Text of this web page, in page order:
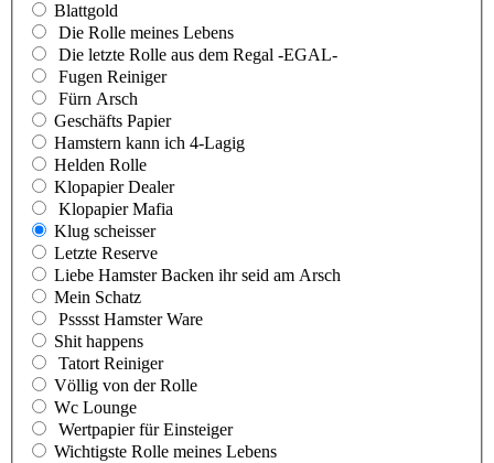
Blattgold
Die Rolle meines Lebens
Die letzte Rolle aus dem Regal -EGAL-
Fugen Reiniger
Fürn Arsch
Geschäfts Papier
Hamstern kann ich 4-Lagig
Helden Rolle
Klopapier Dealer
Klopapier Mafia
Klug scheisser
Letzte Reserve
Liebe Hamster Backen ihr seid am Arsch
Mein Schatz
Psssst Hamster Ware
Shit happens
Tatort Reiniger
Völlig von der Rolle
Wc Lounge
Wertpapier für Einsteiger
Wichtigste Rolle meines Lebens